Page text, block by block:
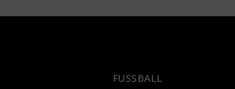
FUSSBALL